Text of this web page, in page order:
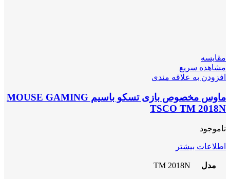
مقایسه
مشاهده سریع
افزودن به علاقه مندی
ماوس مخصوص بازی تسکو باسیم MOUSE GAMING
TSCO TM 2018N
ناموجود
اطلاعات بیشتر
مدل TM 2018N